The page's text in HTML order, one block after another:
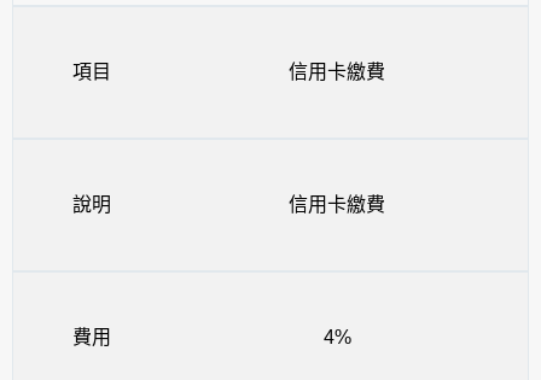
項目 信用卡繳費
說明 信用卡繳費
費用 4%